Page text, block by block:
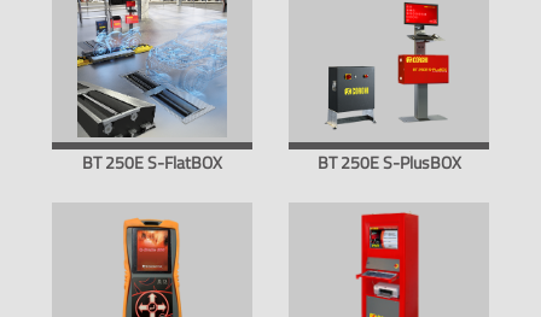
BT 250E S-FlatBOX BT 250E S-PlusBOX